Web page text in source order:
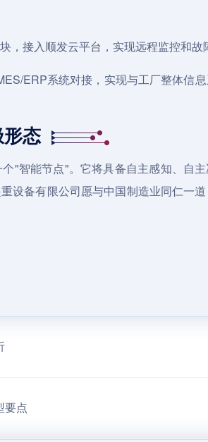
接入顺发云平台，实现远程监控和故
ERP系统对接，实现与工厂整体信
态
"智能节点"。它将具备自主感知、自
设备有限公司愿与中国制造业同仁一
要点